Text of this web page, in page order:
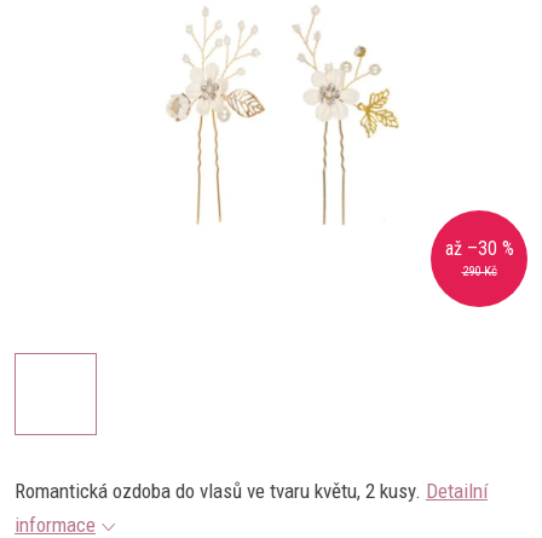
290 Kč
až –30 %
Romantická ozdoba do vlasů ve tvaru květu, 2 kusy. Detailní
informace